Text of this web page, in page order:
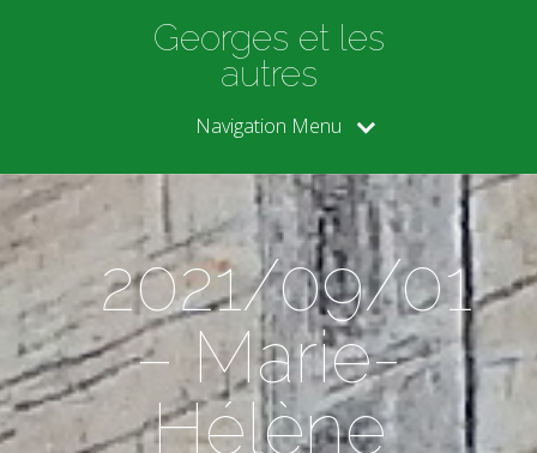
Georges et les
autres
Navigation Menu
2021/09/01
– Marie-
Hélène